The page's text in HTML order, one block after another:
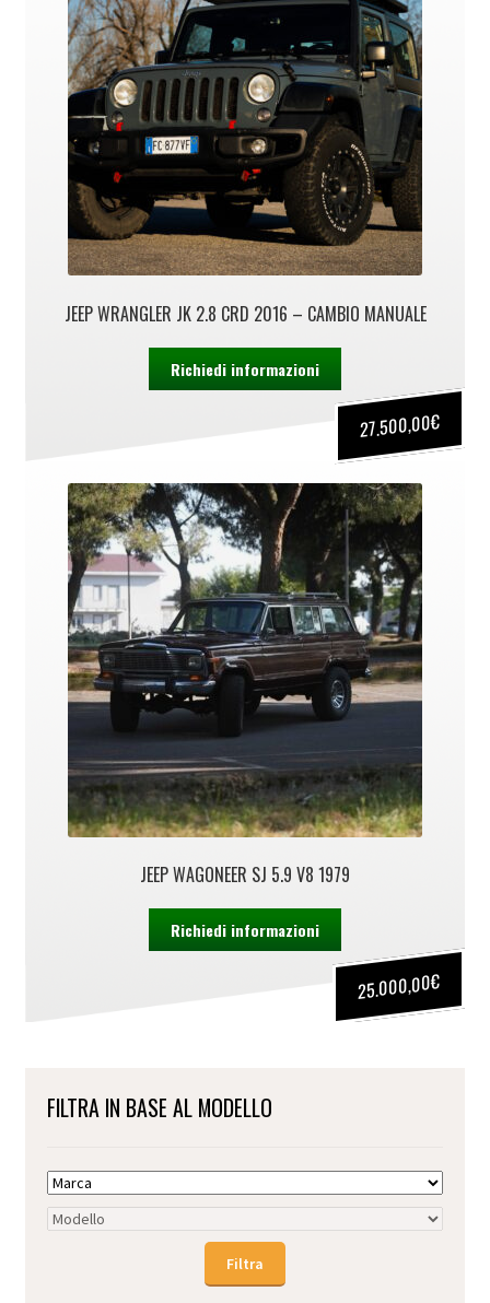
JEEP WRANGLER JK 2.8 CRD 2016 – CAMBIO MANUALE
27.500,00€
Richiedi informazioni
JEEP WAGONEER SJ 5.9 V8 1979
25.000,00€
Richiedi informazioni
FILTRA IN BASE AL MODELLO